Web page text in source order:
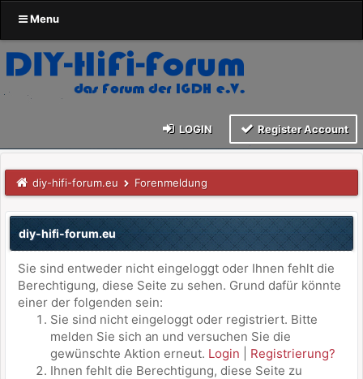
Menu
LOGIN Register Account
diy-hifi-forum.eu Forenmeldung
diy-hifi-forum.eu
Sie sind entweder nicht eingeloggt oder Ihnen fehlt die
Berechtigung, diese Seite zu sehen. Grund dafür könnte
einer der folgenden sein:
Sie sind nicht eingeloggt oder registriert. Bitte
melden Sie sich an und versuchen Sie die
gewünschte Aktion erneut. Login
Registrierung?
Ihnen fehlt die Berechtigung, diese Seite zu